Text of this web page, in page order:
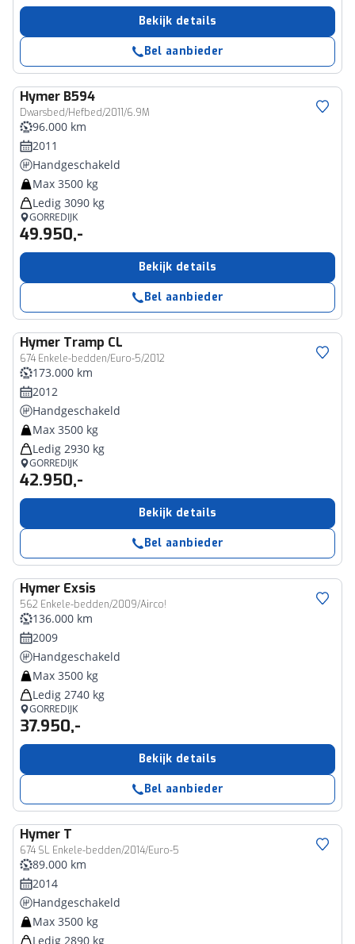
Bekijk details
Bel aanbieder
Hymer B594
Dwarsbed/Hefbed/2011/6.9M
96.000 km
2011
Handgeschakeld
Max 3500 kg
Ledig 3090 kg
GORREDIJK
49.950,-
Bekijk details
Bel aanbieder
Hymer Tramp CL
674 Enkele-bedden/Euro-5/2012
173.000 km
2012
Handgeschakeld
Max 3500 kg
Ledig 2930 kg
GORREDIJK
42.950,-
Bekijk details
Bel aanbieder
Hymer Exsis
562 Enkele-bedden/2009/Airco!
136.000 km
2009
Handgeschakeld
Max 3500 kg
Ledig 2740 kg
GORREDIJK
37.950,-
Bekijk details
Bel aanbieder
Hymer T
674 SL Enkele-bedden/2014/Euro-5
89.000 km
2014
Handgeschakeld
Max 3500 kg
Ledig 2890 kg